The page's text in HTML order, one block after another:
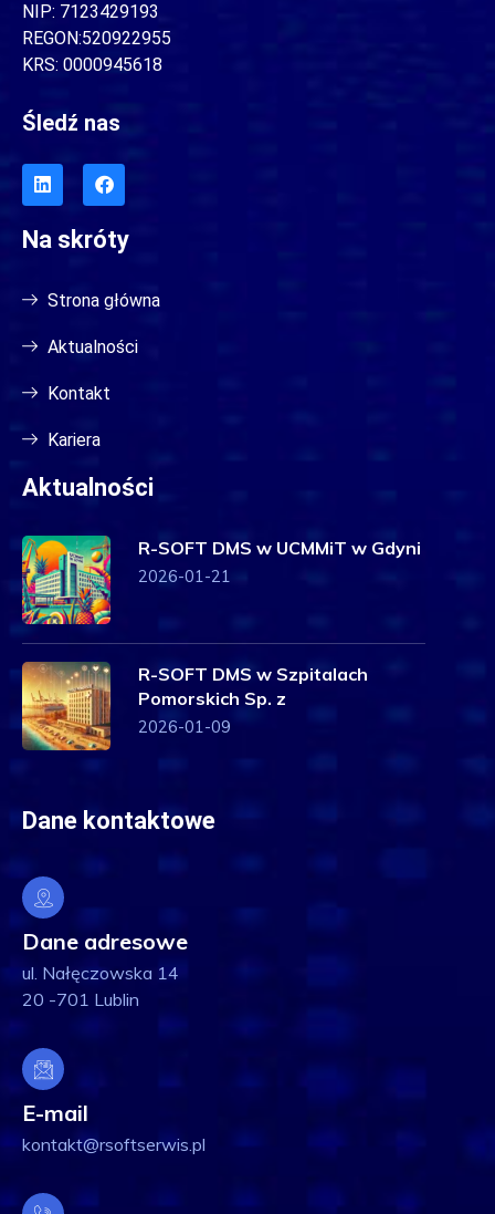
NIP: 7123429193
REGON:520922955
KRS: 0000945618
Śledź nas
Na skróty
Strona główna
Aktualności
Kontakt
Kariera
Aktualności
R-SOFT DMS w UCMMiT w Gdyni
2026-01-21
R-SOFT DMS w Szpitalach
Pomorskich Sp. z
2026-01-09
Dane kontaktowe
Dane adresowe
ul. Nałęczowska 14
20 -701 Lublin
E-mail
kontakt@rsoftserwis.pl